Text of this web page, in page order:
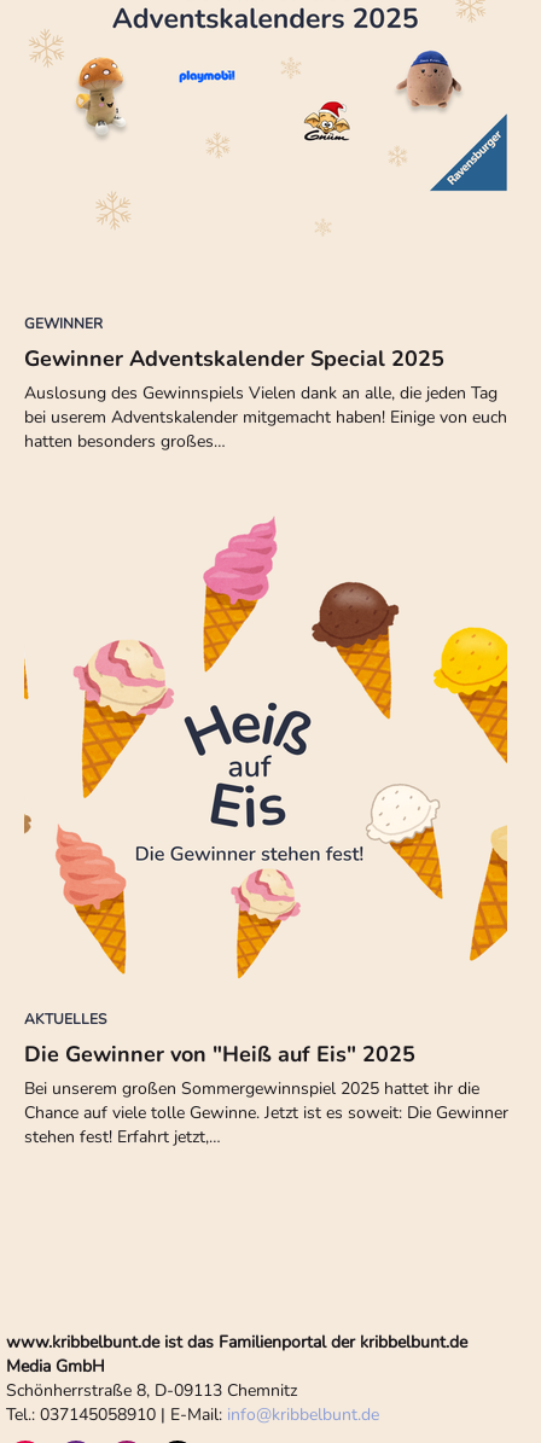
GEWINNER
Gewinner Adventskalender Special 2025
Auslosung des Gewinnspiels Vielen dank an alle, die jeden Tag
bei userem Adventskalender mitgemacht haben! Einige von euch
hatten besonders großes…
AKTUELLES
Die Gewinner von "Heiß auf Eis" 2025
Bei unserem großen Sommergewinnspiel 2025 hattet ihr die
Chance auf viele tolle Gewinne. Jetzt ist es soweit: Die Gewinner
stehen fest! Erfahrt jetzt,…
www.kribbelbunt.de ist das Familienportal der kribbelbunt.de
Media GmbH
Schönherrstraße 8, D-09113 Chemnitz
Tel.: 037145058910 | E-Mail: info@kribbelbunt.de